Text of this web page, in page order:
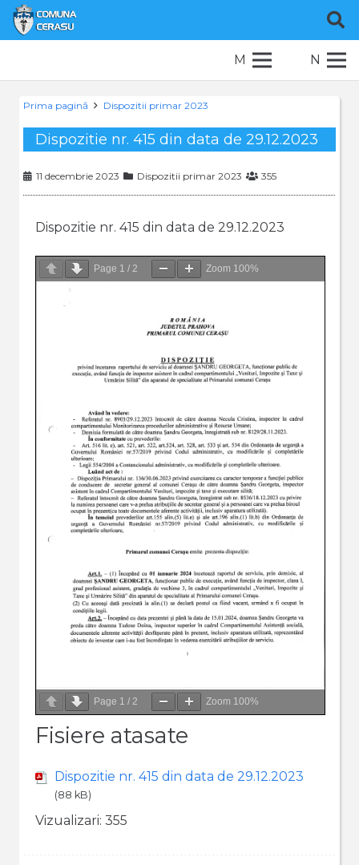
M N
Prima pagină Dispozitii primar 2023
Dispozitie nr. 415 din data de 29.12.2023
11 decembrie 2023 Dispozitii primar 2023 355
Dispozitie nr. 415 din data de 29.12.2023
Page 1 / 2 Zoom 100%
Page 1 / 2 Zoom 100%
Fisiere atasate
Dispozitie nr. 415 din data de 29.12.2023
(88 kB)
Vizualizari: 355